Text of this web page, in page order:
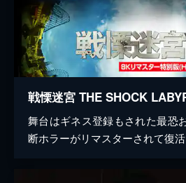
舞台はギネス登録もされた最恐
断ホラーがリマスターされて復活